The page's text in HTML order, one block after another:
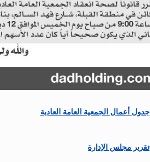
جدول أعمال الجمعية العامة العادية
تقرير مجلس الإدارة